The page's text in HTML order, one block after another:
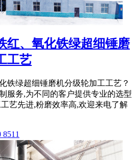
红、氧化铁绿超细锤磨
工艺
铁绿超细锤磨机分级轮加工工艺？
服务,为不同的客户提供专业的选型
艺先进,粉磨效率高,欢迎来电了解